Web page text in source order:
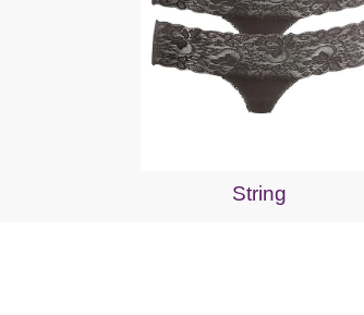
String